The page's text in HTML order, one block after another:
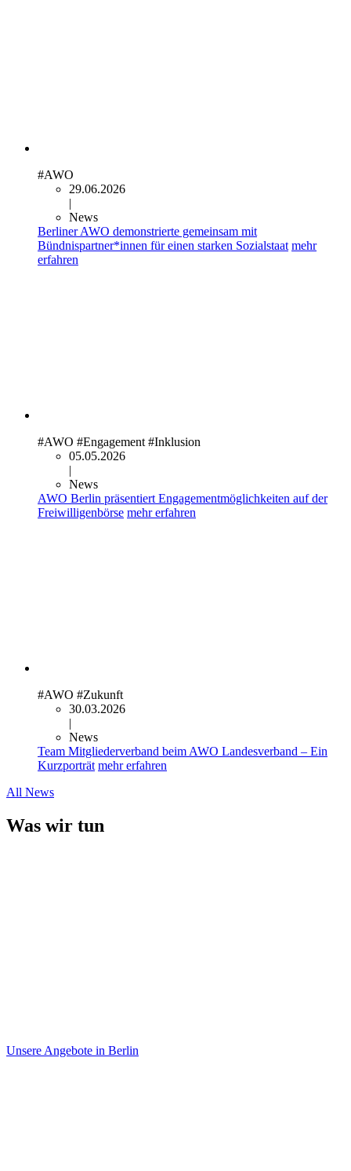
#AWO
29.06.2026
|
News
Berliner AWO demonstrierte gemeinsam mit
Bündnispartner*innen für einen starken Sozialstaat mehr
erfahren
#AWO #Engagement #Inklusion
05.05.2026
|
News
AWO Berlin präsentiert Engagementmöglichkeiten auf der
Freiwilligenbörse mehr erfahren
#AWO #Zukunft
30.03.2026
|
News
Team Mitgliederverband beim AWO Landesverband – Ein
Kurzporträt mehr erfahren
All News
Was wir tun
Unsere Angebote in Berlin